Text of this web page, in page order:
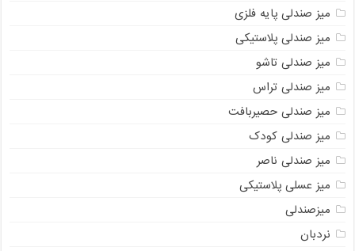
میز صندلی پایه فلزی
میز صندلی پلاستیکی
میز صندلی تاشو
میز صندلی تراس
میز صندلی حصیربافت
میز صندلی کودک
میز صندلی ناصر
میز عسلی پلاستیکی
میزصندلی
نردبان